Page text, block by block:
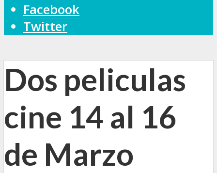
Facebook
Twitter
Dos peliculas
cine 14 al 16
de Marzo